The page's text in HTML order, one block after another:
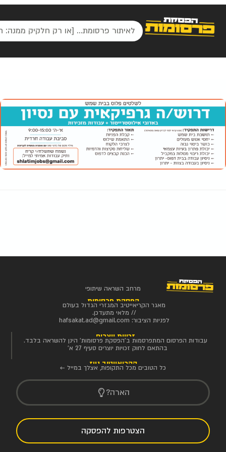
מרחב השראה שיתופי
הפסקת פרסומות
מאגר הקריאייטיב המגזרי הגדול בעולם
// מלאי מתעדכן.
לפניות הציבור: hafsakat.ad@gmail.com
זכויות יוצרים
עבודות הפרסום המתפרסמות ב'הפסקת פרסומות' הינן להשראה בלבד.
בהתאם לחוק זכויות יוצרים סעיף 27 א'
הקריאייטיב ניוז
כל הטובים מכל התקופות, אצלך במייל ←
הארה?
הצטרפות להפסקה